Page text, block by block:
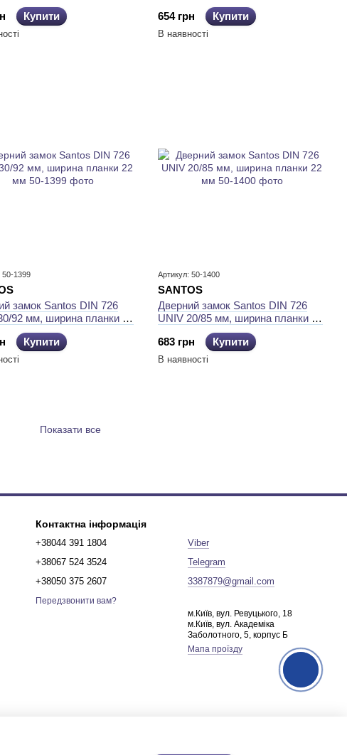
Купити
654 грн
Купити
В наявності
50-1399
замок Santos DIN 726
92 мм, ширина планки 22
Купити
Артикул: 50-1400
SANTOS
Дверний замок Santos DIN 726
UNIV 20/85 мм, ширина планки 22
683 грн
Купити
В наявності
Показати все
Контактна інформація
+38044 391 1804
+38067 524 3524
+38050 375 2607
Передзвонити вам?
Viber
Telegram
3387879@gmail.com
м.Київ, вул. Ревуцького, 18
м.Київ, вул. Академіка
Заболотного, 5, корпус Б
Мапа проїзду